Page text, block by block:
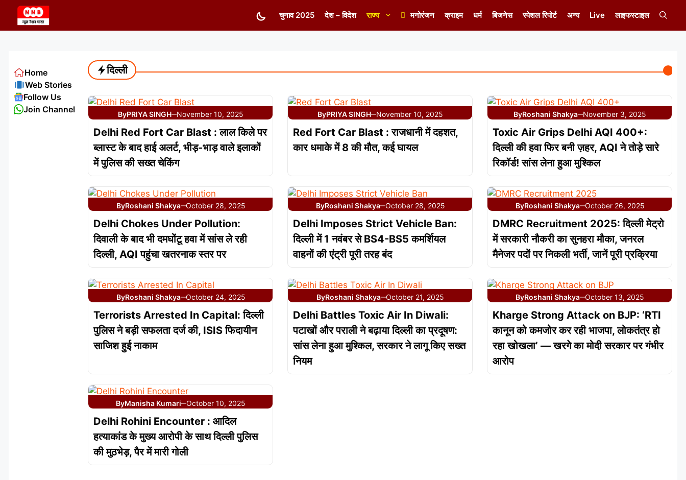
content
चुनाव 2025 देश – विदेश राज्य मनोरंजन क्राइम धर्म बिजनेस स्पेशल रिपोर्ट अन्य Live लाइफस्टाइल
दिल्ली
ByPRIYA SINGH—November 10, 2025
Delhi Red Fort Car Blast : लाल किले पर
ब्लास्ट के बाद हाई अलर्ट, भीड़-भाड़ वाले इलाकों
में पुलिस की सख्त चेकिंग
ByPRIYA SINGH—November 10, 2025
Red Fort Car Blast : राजधानी में दहशत,
कार धमाके में 8 की मौत, कई घायल
ByRoshani Shakya—November 3, 2025
Toxic Air Grips Delhi AQI 400+:
दिल्ली की हवा फिर बनी ज़हर, AQI ने तोड़े सारे
रिकॉर्ड! सांस लेना हुआ मुश्किल
ByRoshani Shakya—October 28, 2025
Delhi Chokes Under Pollution:
दिवाली के बाद भी दमघोंटू हवा में सांस ले रही
दिल्ली, AQI पहुंचा खतरनाक स्तर पर
ByRoshani Shakya—October 28, 2025
Delhi Imposes Strict Vehicle Ban:
दिल्ली में 1 नवंबर से BS4-BS5 कमर्शियल
वाहनों की एंट्री पूरी तरह बंद
ByRoshani Shakya—October 26, 2025
DMRC Recruitment 2025: दिल्ली मेट्रो
में सरकारी नौकरी का सुनहरा मौका, जनरल
मैनेजर पदों पर निकली भर्ती, जानें पूरी प्रक्रिया
ByRoshani Shakya—October 24, 2025
Terrorists Arrested In Capital: दिल्ली
पुलिस ने बड़ी सफलता दर्ज की, ISIS फिदायीन
साजिश हुई नाकाम
ByRoshani Shakya—October 21, 2025
Delhi Battles Toxic Air In Diwali:
पटाखों और पराली ने बढ़ाया दिल्ली का प्रदूषण:
सांस लेना हुआ मुश्किल, सरकार ने लागू किए सख्त
नियम
ByRoshani Shakya—October 13, 2025
Kharge Strong Attack on BJP: ‘RTI
कानून को कमजोर कर रही भाजपा, लोकतंत्र हो
रहा खोखला’ — खरगे का मोदी सरकार पर गंभीर
आरोप
ByManisha Kumari—October 10, 2025
Delhi Rohini Encounter : आदिल
हत्याकांड के मुख्य आरोपी के साथ दिल्ली पुलिस
की मुठभेड़, पैर में मारी गोली
Home
Web Stories
Follow Us
Join Channel